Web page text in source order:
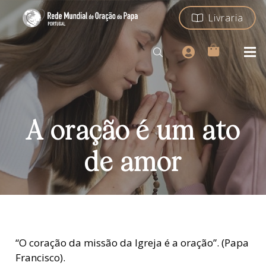
Livraria
A oração é um ato
de amor
“O coração da missão da Igreja é a oração”. (Papa
Francisco).